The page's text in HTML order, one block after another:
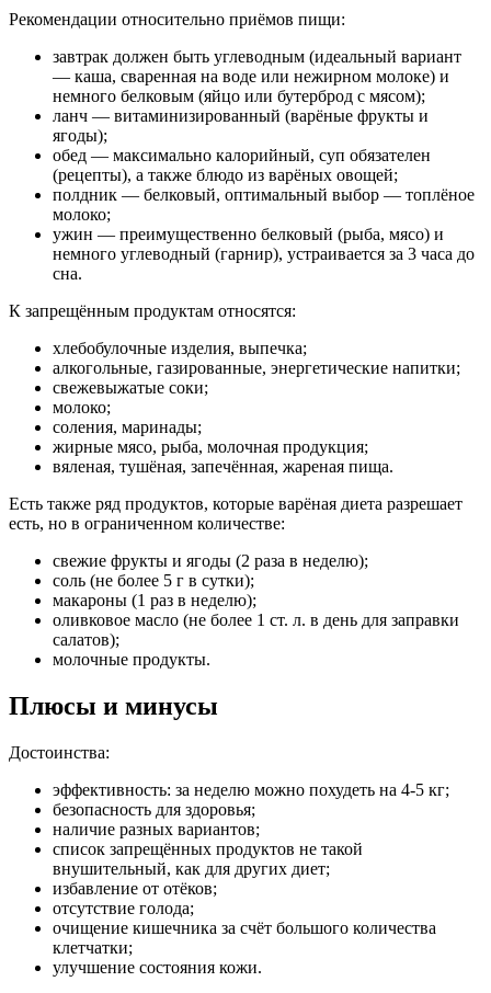
Рекомендации относительно приёмов пищи:
завтрак должен быть углеводным (идеальный вариант
— каша, сваренная на воде или нежирном молоке) и
немного белковым (яйцо или бутерброд с мясом);
ланч — витаминизированный (варёные фрукты и
ягоды);
обед — максимально калорийный, суп обязателен
(рецепты), а также блюдо из варёных овощей;
полдник — белковый, оптимальный выбор — топлёное
молоко;
ужин — преимущественно белковый (рыба, мясо) и
немного углеводный (гарнир), устраивается за 3 часа до
сна.
К запрещённым продуктам относятся:
хлебобулочные изделия, выпечка;
алкогольные, газированные, энергетические напитки;
свежевыжатые соки;
молоко;
соления, маринады;
жирные мясо, рыба, молочная продукция;
вяленая, тушёная, запечённая, жареная пища.
Есть также ряд продуктов, которые варёная диета разрешает
есть, но в ограниченном количестве:
свежие фрукты и ягоды (2 раза в неделю);
соль (не более 5 г в сутки);
макароны (1 раз в неделю);
оливковое масло (не более 1 ст. л. в день для заправки
салатов);
молочные продукты.
Плюсы и минусы
Достоинства:
эффективность: за неделю можно похудеть на 4-5 кг;
безопасность для здоровья;
наличие разных вариантов;
список запрещённых продуктов не такой
внушительный, как для других диет;
избавление от отёков;
отсутствие голода;
очищение кишечника за счёт большого количества
клетчатки;
улучшение состояния кожи.